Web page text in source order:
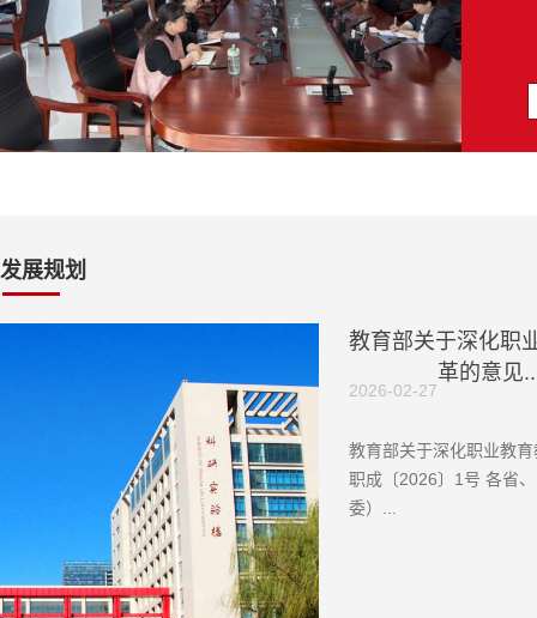
发展规划
教育部关于深化职
革的意见
2026-02-27
教育部关于深化职业教
职成〔2026〕1号 各省
委）...